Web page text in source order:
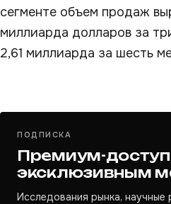
сегменте объем продаж
миллиарда долларов за
2,61 миллиарда за шесть
ПОДПИСКА
Премиум-доступ
эксклюзивным
Исследования рынка, научные